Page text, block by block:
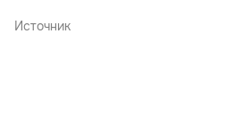
Источник